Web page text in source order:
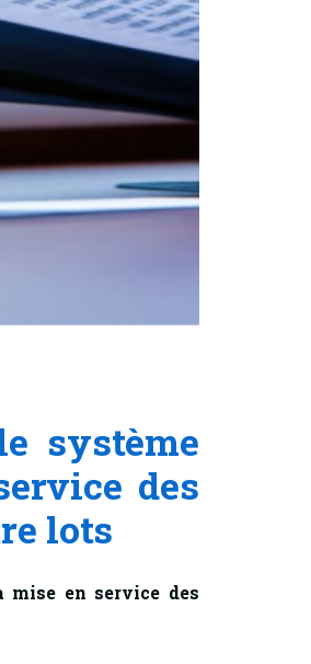
système
des
lots
mise en service des